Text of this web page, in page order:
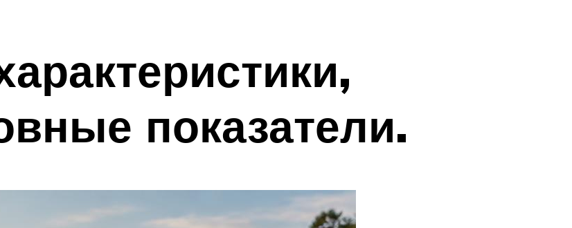
показатели.